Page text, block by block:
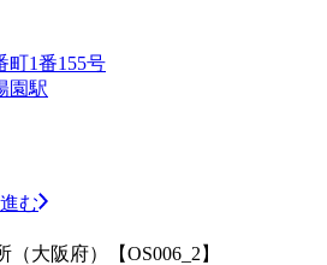
町1番155号
園駅
む
大阪府）【OS006_2】